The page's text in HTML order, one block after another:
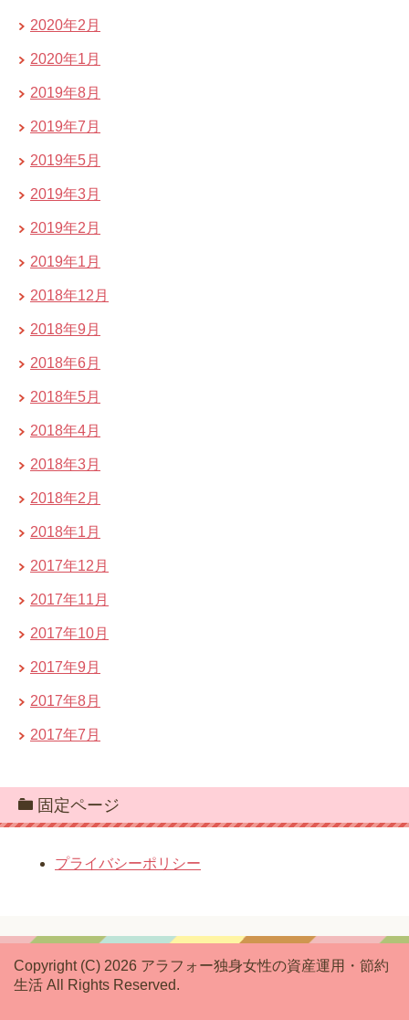
2020年2月
2020年1月
2019年8月
2019年7月
2019年5月
2019年3月
2019年2月
2019年1月
2018年12月
2018年9月
2018年6月
2018年5月
2018年4月
2018年3月
2018年2月
2018年1月
2017年12月
2017年11月
2017年10月
2017年9月
2017年8月
2017年7月
固定ページ
プライバシーポリシー
Copyright (C) 2026 アラフォー独身女性の資産運用・節約
生活 All Rights Reserved.